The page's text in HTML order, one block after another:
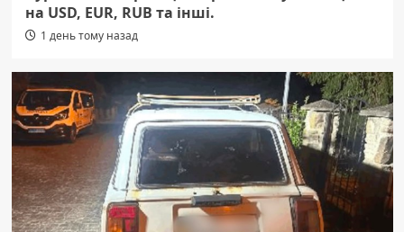
на USD, EUR, RUB та інші.
1 день тому назад